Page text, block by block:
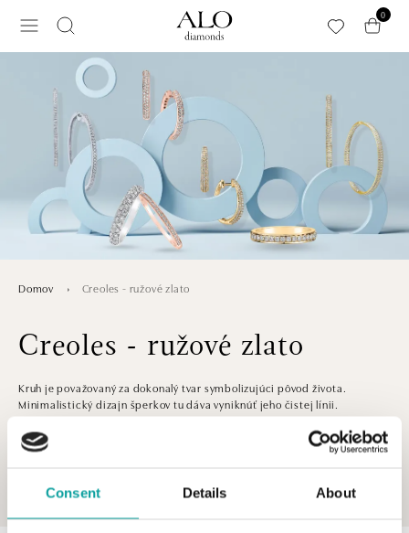
Consent Details About
0
Domov Creoles - ružové zlato
Creoles - ružové zlato
Kruh je považovaný za dokonalý tvar symbolizujúci pôvod života.
Minimalistický dizajn šperkov tu dáva vyniknúť jeho čistej línii.